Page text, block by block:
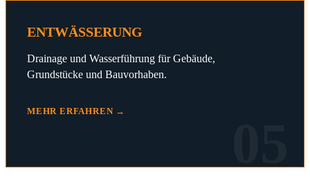
ENTWÄSSERUNG
Drainage und Wasserführung für Gebäude,
Grundstücke und Bauvorhaben.
MEHR ERFAHREN →